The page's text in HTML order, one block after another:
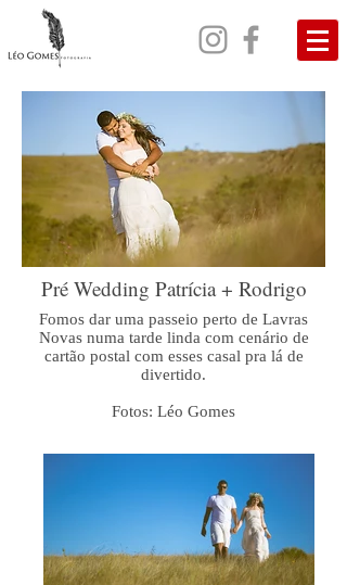
Pré Wedding Patrícia + Rodrigo
Fomos dar uma passeio perto de Lavras
Novas numa tarde linda com cenário de
cartão postal com esses casal pra lá de
divertido.
Fotos: Léo Gomes